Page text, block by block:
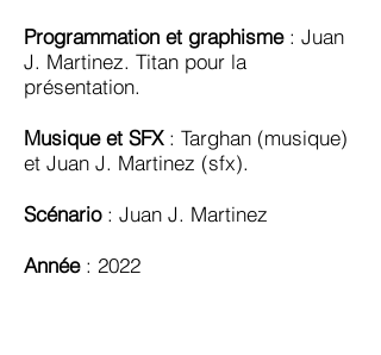
Programmation et graphisme: Juan
J. Martinez. Titan pour la
présentation.
Musique et SFX: Targhan (musique)
et Juan J. Martinez (sfx).
Scénario: Juan J. Martinez
Année: 2022